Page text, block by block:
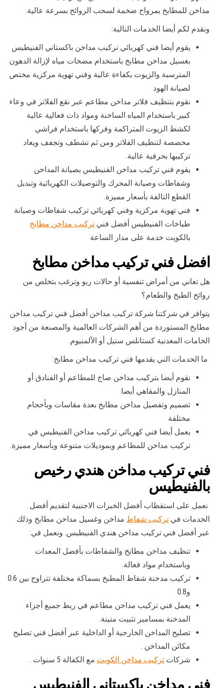
مداخن للمطابخ بمرواح ضخمة لسحب الروائح بسرعة عالية.
ونقدم لكم أيضا الخدمات التالية:
يقوم أيضا فني كهربائي تركيب مداخن باكستاني الفنيطيس
بغسيل مداخن مطابخ باستخدام مضخات مياه لإزالة الدهون
المترسبة والزيوت بكفاءة عالية وفني تهوية مركزية مختص
لصيانة الهود
نقوم بتنظيف فلاتر مداخن مطاعم عبر نقع الفلاتر في وعاء
كبير باستخدام المياه الساخنة ومواد ذات فعالية عالية
لكشط الزيوت المتراكمة وفركها باستخدام فراشي
مخصصة لتنظيف الفلاتر ومن ثم تشطف وتجفف ويعاد
تركيبها بحرفية عالية.
يقوم فني تركيب مداخن الفنيطيس بصيانة المداخن
وشفاطات وصيانة المحرك والتوصيلات الكهربائية وتبديل
القطع التالفة بأسعار مميزة.
فني تهوية مركزية وفني كهربائي تركيب شفاطات وصيانة
طباخات الفنيطيس أفضل فني تركيب مداخن مطابخ
بالكويت خدمة على مدار الساعة
افضل فني تركيب مداخن مطابخ
هل تعاني من أمراض تنفسية أو حالات ربو وترغب بتخلص من
روائح الطبخ والطعام؟
يتوافر في شركتنا شركة تركيب مداخن أفضل فني تركيب مداخن
مطابخ المستوردة من أهم الشركات العالمية والمصنعة من أجود
الخامات المعدنية كستانلس ستيل أو الألمنيوم.
ما الخدمات التي يقدمها فني تركيب مداخن مطابخ:
نقوم أيضا بتركيب مداخن صاج للمطاعم أو الفنادق أو
المنازل والمقاهي أيضا.
تصميم وتفصيل مداخن مطابخ بعدة مقاسات وبأحجام
مختلفة
يعمل أيضا فني كهربائي تركيب مداخن الفنيطيس في
تركيب مداخن للمطاعم وبموديلات متنوعة وبأسعار مميزة.
فني تركيب مداخن هندي رخيص
بالفنيطيس
نعمل على استقطاب أفضل الخبرات الاجنبية لتقديم أفضل
الخدمات في تركيب شفاط مداخن وغسيل مداخن مطابخ وذلك
عبر أفضل فني تركيب مداخن هندي الفنيطيس. ونعمل في:
تنظيف مداخن مطابخ والشفاطات بأفضل المعدات
وباستخدام مواد فعالة.
تركيب مدخنة شفاط المطبخ بسماكة مختلفة تتراوح بين 0.6
و0.8
يعمل فني تركيب مداخن مطاعم في ربط جميع أجزاء
المدخنة بمسامير تثبيت متينة.
تصليح المداخن الخارجية أو الداخلية عبر أفضل فني تصليح
مكائن المداخن .
شركات تركيب مداخن الكويت مع الكفالة 5 سنوات .
فني مداخن باكستاني الفنيطيس